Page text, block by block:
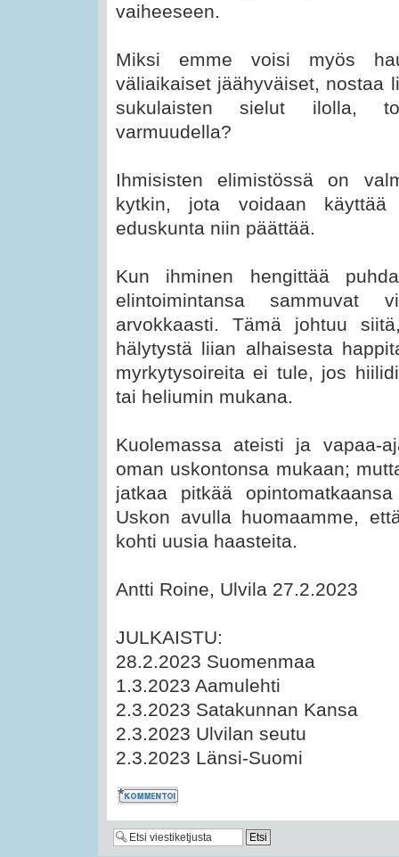
vaiheeseen.
Miksi emme voisi myös
väliaikaiset jäähyväiset, nostaa
sukulaisten sielut ilolla,
varmuudella?
Ihmisisten elimistössä on
kytkin, jota voidaan
eduskunta niin päättää.
Kun ihminen hengittää
elintoimintansa sammuvat
arvokkaasti. Tämä johtuu
hälytystä liian alhaisesta
myrkytysoireita ei tule, jos
tai heliumin mukana.
Kuolemassa ateisti ja vapaa-
oman uskontonsa mukaan;
jatkaa pitkää
Uskon avulla huomaamme,
kohti uusia haasteita.
Antti Roine, Ulvila 27.2.2023
JULKAISTU:
28.2.2023 Suomenmaa
1.3.2023 Aamulehti
2.3.2023 Satakunnan Kansa
2.3.2023 Ulvilan seutu
2.3.2023 Länsi-Suomi
Kommentoi